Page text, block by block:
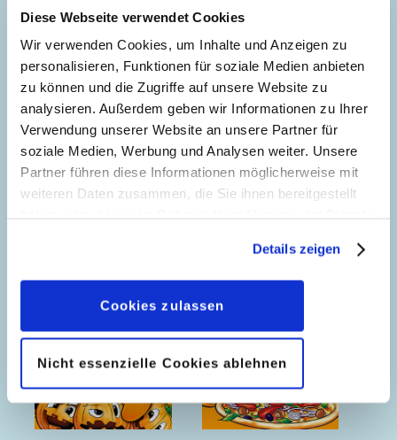
Diese Webseite verwendet Cookies
Wir verwenden Cookies, um Inhalte und Anzeigen zu
personalisieren, Funktionen für soziale Medien anbieten
zu können und die Zugriffe auf unsere Website zu
analysieren. Außerdem geben wir Informationen zu Ihrer
Verwendung unserer Website an unsere Partner für
soziale Medien, Werbung und Analysen weiter. Unsere
Partner führen diese Informationen möglicherweise mit
weiteren Daten zusammen, die Sie ihnen bereitgestellt
geben, können Sie diese jederzeit in der
Datenschutzerklärungwieder widerrufen.
Details zeigen
Cookies zulassen
Nicht essenzielle Cookies ablehnen